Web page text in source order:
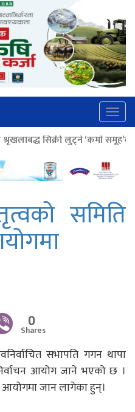
‘कर्मा समूह’का नाइकेसहित पाँच
समिति
0
Shares
सभापति गगन थापा
आयोग जाने भएको छ ।
जान लागेका हुन्।